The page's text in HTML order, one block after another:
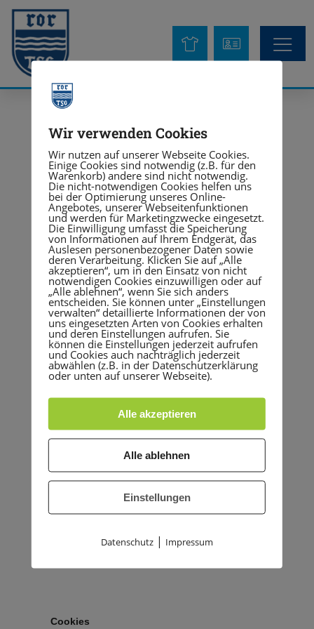
Cookies
Wir verwenden Cookies
Wir nutzen auf unserer Webseite Cookies.
Einige Cookies sind notwendig (z.B. für den
Warenkorb) andere sind nicht notwendig.
Die nicht-notwendigen Cookies helfen uns
bei der Optimierung unseres Online-
Angebotes, unserer Webseitenfunktionen
und werden für Marketingzwecke eingesetzt.
Die Einwilligung umfasst die Speicherung
von Informationen auf Ihrem Endgerät, das
Auslesen personenbezogener Daten sowie
deren Verarbeitung. Klicken Sie auf „Alle
akzeptieren“, um in den Einsatz von nicht
notwendigen Cookies einzuwilligen oder auf
„Alle ablehnen“, wenn Sie sich anders
entscheiden. Sie können unter „Einstellungen
verwalten“ detaillierte Informationen der von
uns eingesetzten Arten von Cookies erhalten
und deren Einstellungen aufrufen. Sie
können die Einstellungen jederzeit aufrufen
und Cookies auch nachträglich jederzeit
abwählen (z.B. in der Datenschutzerklärung
oder unten auf unserer Webseite).
Alle akzeptieren
Alle ablehnen
Einstellungen
Datenschutz| Impressum